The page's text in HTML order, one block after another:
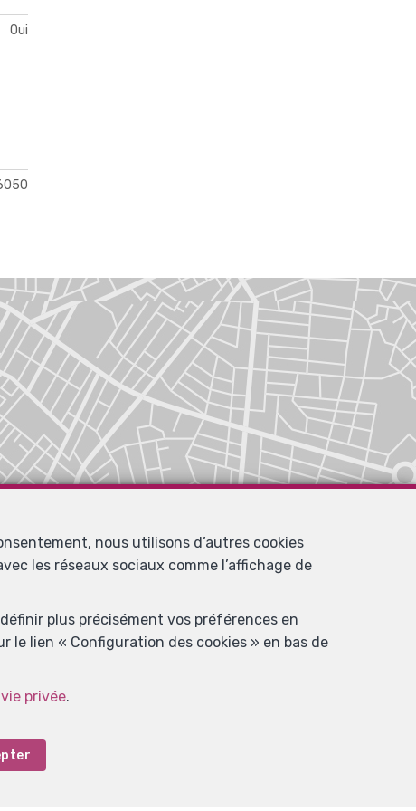
Oui
nous utilisons d’autres cookies
les réseaux sociaux comme l’affichage de
plus précisément vos préférences en
lien « Configuration des cookies » en bas de
privée.